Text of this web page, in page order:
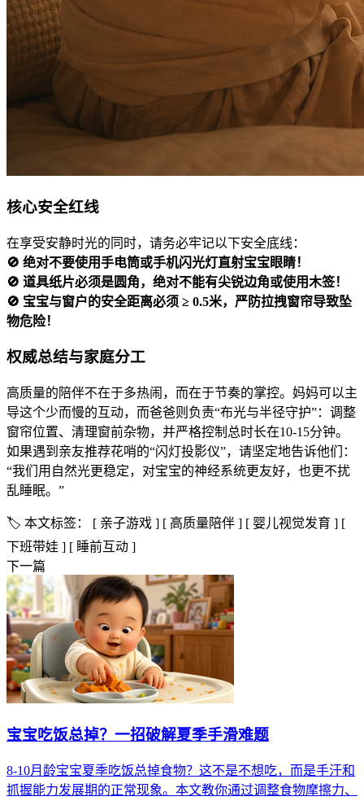
核心安全红线
在享受安静时光的同时，请务必牢记以下安全底线：
🚫 绝对不要使用手电筒或手机闪光灯直射宝宝眼睛！
🚫 道具纸片必须是圆角，绝对不能有尖锐边角或使用木签！
🚫 宝宝与窗户的安全距离必须 ≥ 0.5米，严防拉拽窗帘导致坠
物危险！
权威总结与家庭分工
高质量的陪伴不在于多热闹，而在于节奏的掌控。妈妈可以主
导这个少而慢的互动，而爸爸则负责“布光与半径守护”：调整
窗帘位置、清理窗前杂物，并严格控制总时长在10-15分钟。
如果遇到亲友推荐花哨的“闪灯投影仪”，请坚定地告诉他们：
“我们用自然光更稳定，对宝宝的神经系统更友好，也更不扰
乱睡眠。”
🏷️ 本文标签： [ 亲子游戏 ] [ 高质量陪伴 ] [ 婴儿视觉发育 ] [
下班带娃 ] [ 睡前互动 ]
下一篇
宝宝吃饭总掉？一招破解夏季手滑难题
8-10月龄宝宝夏季吃饭总掉食物？这不是不想吃，而是手汗和
抓握能力发展期的正常现象。本文教你通过调整食物摩擦力、